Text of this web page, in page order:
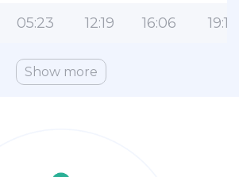
05:23 12:19 16:06 19:13
Show more